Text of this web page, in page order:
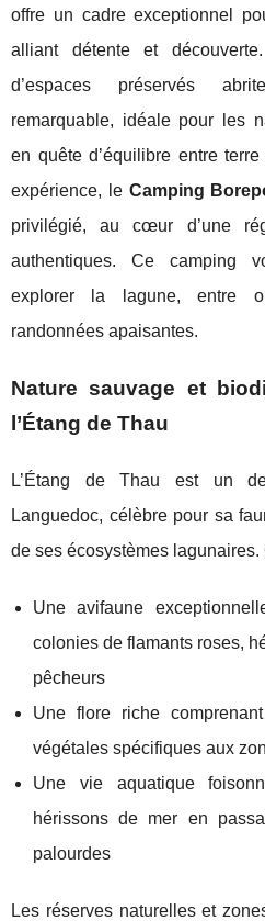
offre un cadre exceptionnel
alliant détente et
d’espaces préservés
remarquable, idéale pour les
en quête d’équilibre entre
expérience, le Camping
privilégié, au cœur d’une
authentiques. Ce camping
explorer la lagune, entre
randonnées apaisantes.
Nature sauvage et
l’Étang de Thau
L’Étang de Thau est un
Languedoc, célèbre pour sa
de ses écosystèmes lagunaires.
Une avifaune
colonies de flamants roses,
pêcheurs
Une flore riche
végétales spécifiques aux
Une vie aquatique
hérissons de mer en
palourdes
Les réserves naturelles et